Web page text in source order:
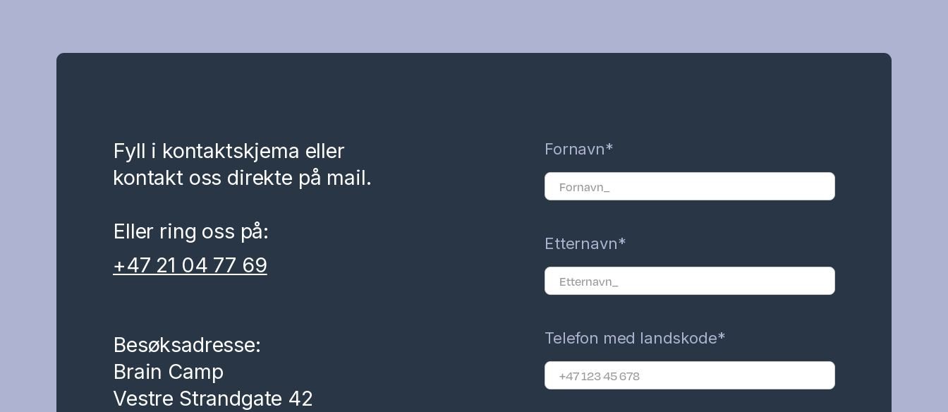
Fyll i kontaktskjema eller
kontakt oss direkte på mail.
Eller ring oss på:
+47 21 04 77 69
Besøksadresse:
Brain Camp
Vestre Strandgate 42
Fornavn*
Etternavn*
Telefon med landskode*